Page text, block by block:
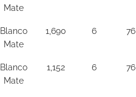
Mate
Blanco
Mate
1,690 6 76
Blanco
Mate
1,152 6 76